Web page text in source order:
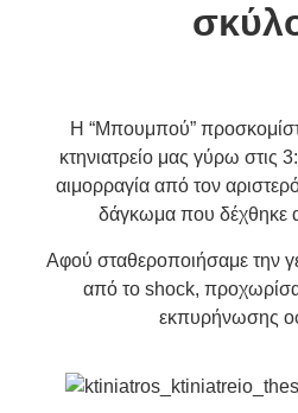
Η “Μπουμπού”
κτηνιατρείο μας γύρω στις
αιμορραγία από τον
δάγκωμα που δέχθηκε
Αφού σταθεροποιήσαμε την
από το shock,
εκπυρήνωσης